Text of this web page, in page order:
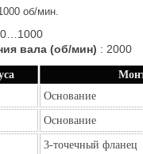
об/мин.
вала (об/мин) : 2000
Основание
Основание
3-точечный фланец